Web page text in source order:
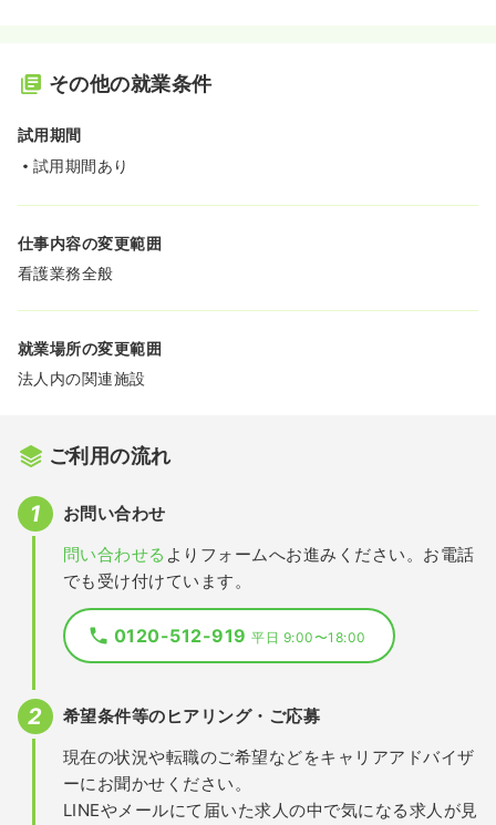
その他の就業条件
試用期間
試用期間あり
仕事内容の変更範囲
看護業務全般
就業場所の変更範囲
法人内の関連施設
ご利用の流れ
お問い合わせ
問い合わせる よりフォームへお進みください。お電話
でも受け付けています。
0120-512-919平日 9:00〜18:00
希望条件等のヒアリング・ご応募
現在の状況や転職のご希望などをキャリアアドバイザ
ーにお聞かせください。
LINEやメールにて届いた求人の中で気になる求人が見